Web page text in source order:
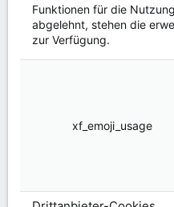
Funktionen für die
abgelehnt, stehen die
zur Verfügung.
xf_emoji_usage